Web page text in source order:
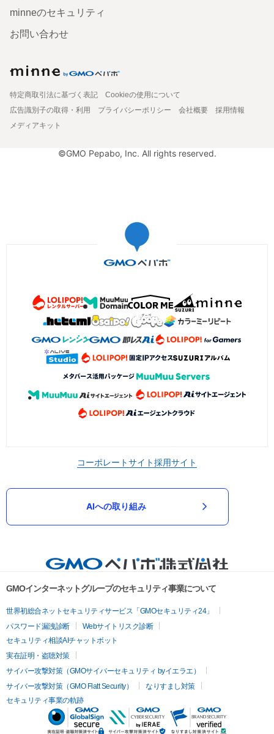
minneのセキュリティ
お問い合わせ
特定商取引法に基づく表記
Cookieの使用について
広告識別子の取得・利用
プライバシーポリシー 会社概要
採用情報
メディアキット
©GMO Pepabo, Inc. All rights reserved.
コーポレートサイト採用サイト
AIへの取り組み
GMOインターネットグループのセキュリティ事業について
世界初総合ネットセキュリティサービス「GMOセキュリティ24」
パスワード漏洩診断
Webサイトリスク診断
セキュリティ相談AIチャットボット
実在証明・盗聴対策
サイバー攻撃対策（GMOサイバーセキュリティ byイエラエ）
サイバー攻撃対策（GMO Flatt Security）
なりすまし対策
セキュリティ事業の軌跡